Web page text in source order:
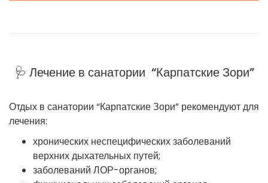
🩺 Лечение в санатории “Карпатские Зори”
Отдых в санатории “Карпатские Зори” рекомендуют для
лечения:
хронических неспецифических заболеваний
верхних дыхательных путей;
заболеваний ЛОР-органов;